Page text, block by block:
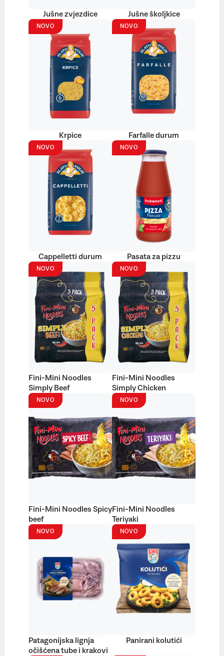
Jušne zvjezdice Jušne školjkice
NOVO
Krpice
NOVO
Farfalle durum
NOVO
Cappelletti durum
NOVO
Pasata za pizzu
NOVO
Fini-Mini Noodles
Simply Beef
NOVO
Fini-Mini Noodles
Simply Chicken
NOVO
Fini-Mini Noodles Spicy
beef
NOVO
Fini-Mini Noodles
Teriyaki
NOVO
Patagonijska lignja
očišćena tube i krakovi
NOVO
Panirani kolutići